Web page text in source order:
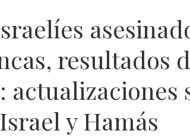
resultados
actualizaciones
y Hamás